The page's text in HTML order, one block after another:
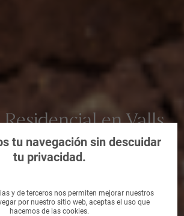
en Valls,
Tarragona
tu navegación sin descuidar
tu privacidad.
y de terceros nos permiten mejorar nuestros
por nuestro sitio web, aceptas el uso que
hacemos de las cookies.